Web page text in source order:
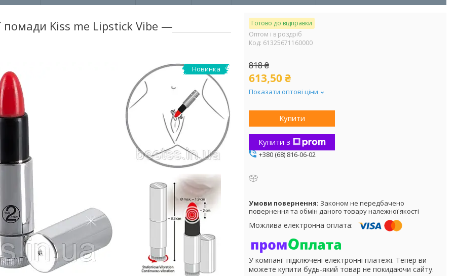
помади Kiss me Lipstick Vibe —
Новинка
Готово до відправки
Оптом і в роздріб
Код: 61325671160000
818 ₴
613,50 ₴
Показати оптові ціни
Купити
Купити з
+380 (68) 816-06-02
Законом не передбачено
повернення та обмін даного товару належної якості
У компанії підключені електронні платежі. Тепер ви
можете купити будь-який товар не покидаючи сайту.